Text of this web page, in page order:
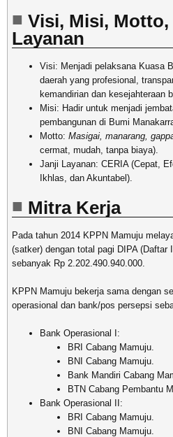
Visi, Misi,
Layanan
Visi: Menjadi pelaksana Kuasa
daerah yang profesional,
kemandirian dan kesejahteraan
Misi: Hadir untuk menjadi
pembangunan di Bumi
Motto: Masigai, manarang,
cermat, mudah, tanpa biaya).
Janji Layanan: CERIA (Cepat,
Ikhlas, dan Akuntabel).
Mitra Kerja
Pada tahun 2014 KPPN Mamuju
(satker) dengan total pagi DIPA (Daftar
sebanyak Rp 2.202.490.940.000.
KPPN Mamuju bekerja sama dengan
operasional dan bank/pos persepsi
Bank Operasional I:
BRI Cabang Mamuju.
BNI Cabang Mamuju.
Bank Mandiri Cabang
BTN Cabang Pembantu
Bank Operasional II:
BRI Cabang Mamuju.
BNI Cabang Mamuju.